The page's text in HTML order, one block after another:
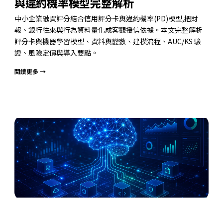
中小企業融資評分結合信用評分卡與違約機率(PD)模型,把財
報、銀行往來與行為資料量化成客觀授信依據。本文完整解析
評分卡與機器學習模型、資料與變數、建模流程、AUC/KS 驗
證、風險定價與導入要點。
閱讀更多 →